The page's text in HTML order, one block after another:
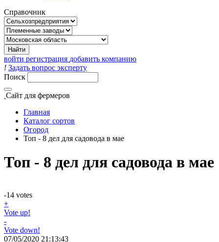
Справочник
войти регистрация добавить компанию
! Задать вопрос эксперту
Поиск
Сайт для фермеров
Главная
Каталог сортов
Огород
Топ - 8 дел для садовода в мае
Топ - 8 дел для садовода в мае
-14 votes
+
Vote up!
-
Vote down!
07/05/2020 21:13:43